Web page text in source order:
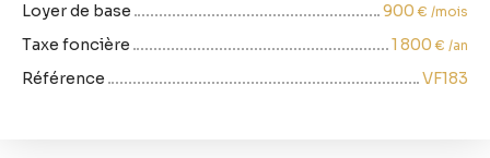
Loyer de base
900€ /mois
Taxe foncière 1 800€ /an
Référence VF183